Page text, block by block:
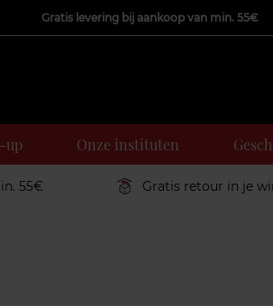
Gratis levering bij aankoop van min. 55€
up Onze instituten
55€ Gratis retour in je